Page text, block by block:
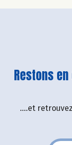
Restons
....et